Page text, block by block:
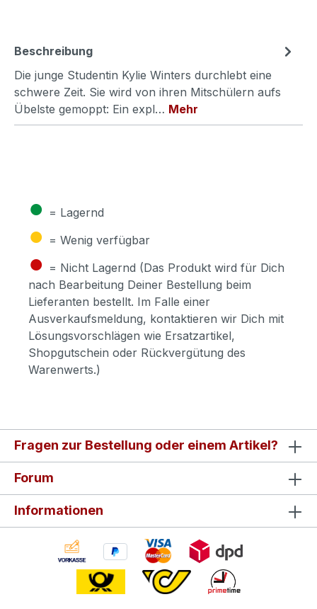
Beschreibung
Die junge Studentin Kylie Winters durchlebt eine
schwere Zeit. Sie wird von ihren Mitschülern aufs
Übelste gemoppt: Ein expl… Mehr
● = Lagernd
● = Wenig verfügbar
● = Nicht Lagernd (Das Produkt wird für Dich
nach Bearbeitung Deiner Bestellung beim
Lieferanten bestellt. Im Falle einer
Ausverkaufsmeldung, kontaktieren wir Dich mit
Lösungsvorschlägen wie Ersatzartikel,
Shopgutschein oder Rückvergütung des
Warenwerts.)
Fragen zur Bestellung oder einem Artikel?
Forum
Informationen